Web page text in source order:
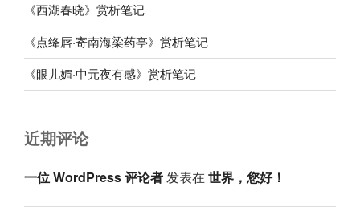
《西湖春晓》赏析笔记
《点绛唇·寄南海梁药亭》赏析笔记
《眼儿媚·中元夜有感》赏析笔记
近期评论
一位 WordPress 评论者发表在 世界，您好！